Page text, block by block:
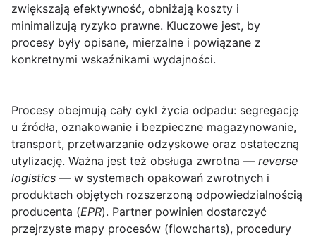
zwiększają efektywność, obniżają koszty i
minimalizują ryzyko prawne. Kluczowe jest, by
procesy były opisane, mierzalne i powiązane z
konkretnymi wskaźnikami wydajności.
Procesy obejmują cały cykl życia odpadu: segregację
u źródła, oznakowanie i bezpieczne magazynowanie,
transport, przetwarzanie odzyskowe oraz ostateczną
utylizację. Ważna jest też obsługa zwrotna — reverse
logistics — w systemach opakowań zwrotnych i
produktach objętych rozszerzoną odpowiedzialnością
producenta (EPR). Partner powinien dostarczyć
przejrzyste mapy procesów (flowcharts), procedury